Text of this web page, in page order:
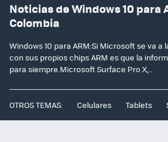
Noticias de Windows 10 para
Colombia
Windows 10 para ARM:Si Microsoft se va
con sus propios chips ARM es que la
para siempre.Microsoft Surface Pro X,..
OTROS TEMAS: Celulares Tablets